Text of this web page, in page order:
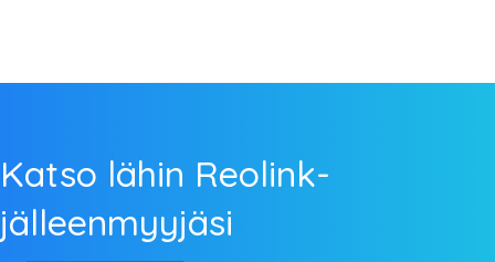
Katso lähin Reolink-
jälleenmyyjäsi